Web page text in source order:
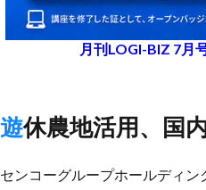
月刊LOGI-BIZ 7月
遊休農地活用、国
センコーグループホールディ